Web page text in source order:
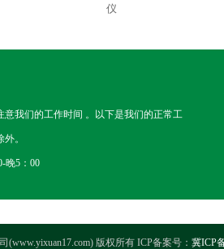
仪
意我们的工作时间 。以下是我们的正常工
。
晚5：00
版权所有 ICP备案号： 冀ICP